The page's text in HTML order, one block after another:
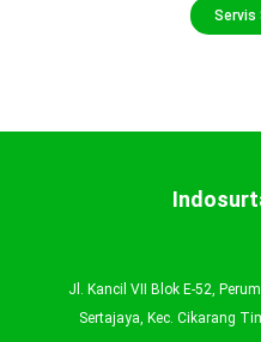
Servis
Jl. Kancil VII Blok E-52,
Sertajaya, Kec. Cikarang